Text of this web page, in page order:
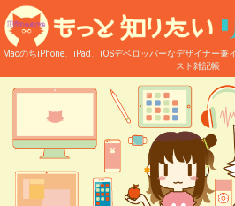
MacのちiPhone、iPad、iOSデベロッパーなデザイナー兼
スト雑記帳